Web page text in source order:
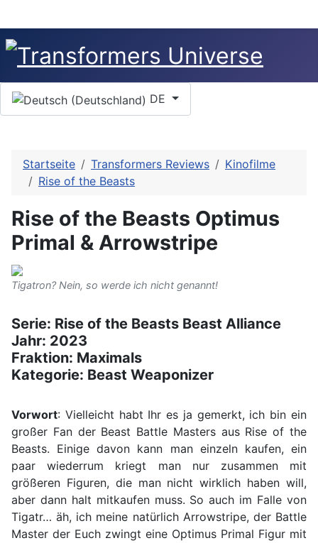
Sprache auswählen
DE
Startseite Transformers Reviews
Kinofilme
Rise of the Beasts
Rise of the Beasts Optimus
Primal & Arrowstripe
Tigatron? Nein, so werde ich nicht genannt!
Serie: Rise of the Beasts Beast Alliance
Jahr: 2023
Fraktion: Maximals
Kategorie: Beast Weaponizer
Vorwort: Vielleicht habt Ihr es ja gemerkt, ich bin ein
großer Fan der Beast Battle Masters aus Rise of the
Beasts. Einige davon kann man einzeln kaufen, ein
paar wiederrum kriegt man nur zusammen mit
größeren Figuren, die man nicht wirklich haben will,
aber dann halt mitkaufen muss. So auch im Falle von
Tigatr… äh, ich meine natürlich Arrowstripe, der Battle
Master der Euch zwingt eine Optimus Primal Figur mit